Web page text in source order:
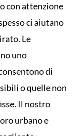
con attenzione
ci aiutano
Le
uno
di
o quelle non
Il nostro
urbano e